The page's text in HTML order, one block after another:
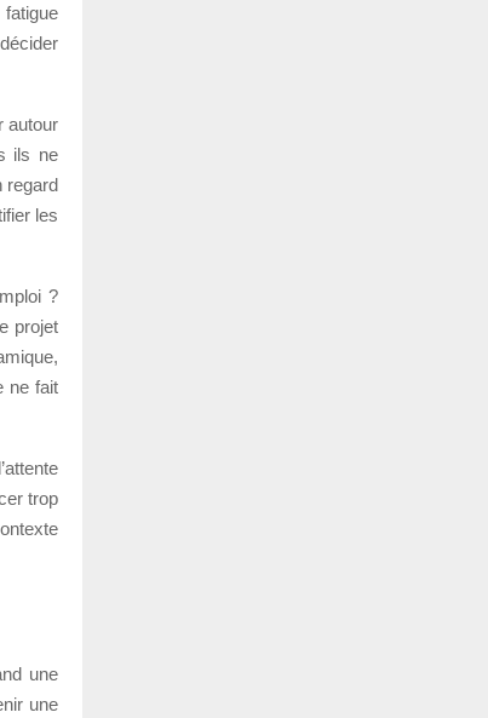
autour
ils ne
regard
les
?
projet
ne fait
trop
une
une